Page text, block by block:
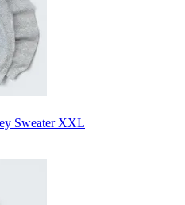
Sweater XXL